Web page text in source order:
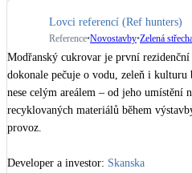
Lovci referencí (Ref hunters)
Reference•Novostavby•Zelená
Modřanský cukrovar je první
dokonale pečuje o vodu, zeleň i
nese celým areálem – od jeho umístění
recyklovaných materiálů během
provoz.
Developer a investor: Skanska